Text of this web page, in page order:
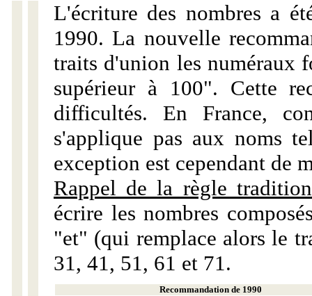
L'écriture des nombres a
1990. La nouvelle
traits d'union les numéraux
supérieur à 100". Cette
difficultés. En France,
s'applique pas aux noms
exception est cependant de
Rappel de la règle
écrire les nombres
"et" (qui remplace alors le
31, 41, 51, 61 et 71.
Recommandation de 1990